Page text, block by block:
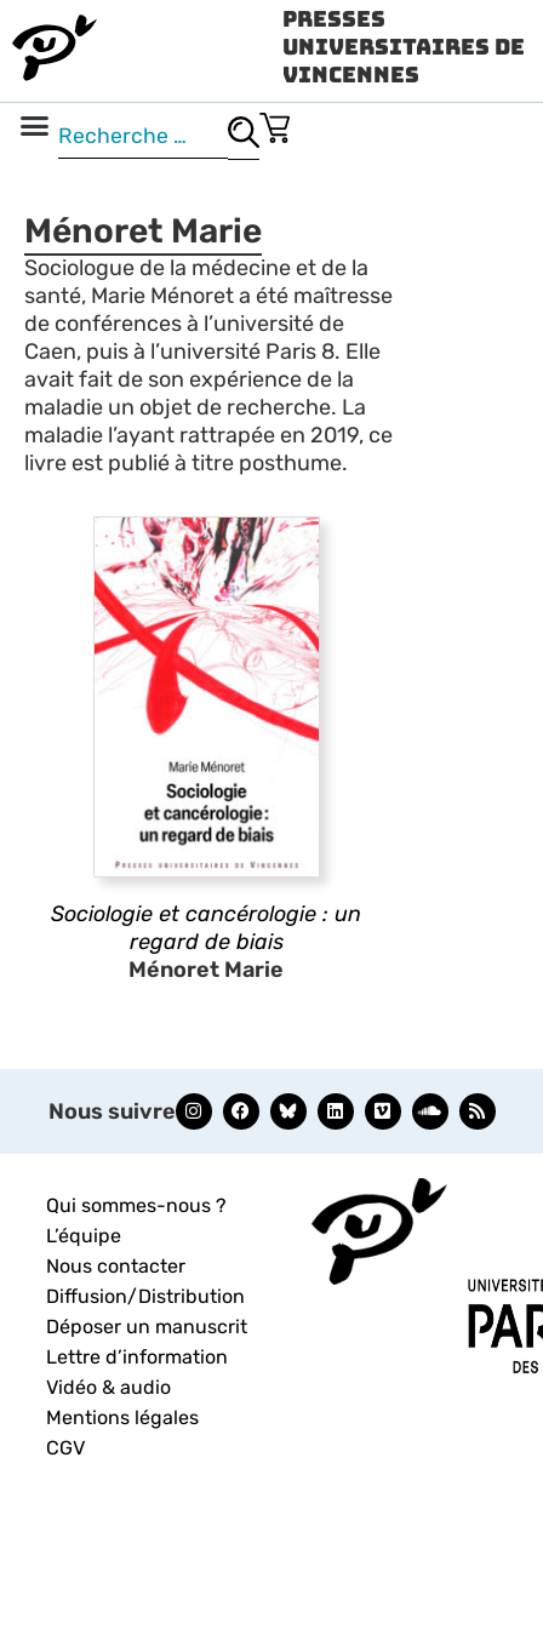
Presses
Universitaires de
Vincennes
Ménoret Marie
Sociologue de la médecine et de la
santé, Marie Ménoret a été maîtresse
de conférences à l’université de
Caen, puis à l’université Paris 8. Elle
avait fait de son expérience de la
maladie un objet de recherche. La
maladie l’ayant rattrapée en 2019, ce
livre est publié à titre posthume.
Sociologie et cancérologie : un
regard de biais
Ménoret Marie
Nous suivre
Qui sommes-nous ?
L’équipe
Nous contacter
Diffusion/Distribution
Déposer un manuscrit
Lettre d’information
Vidéo & audio
Mentions légales
CGV